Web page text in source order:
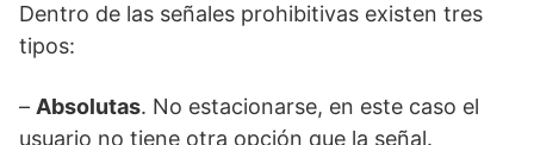
Dentro de las señales prohibitivas existen tres
tipos:
– Absolutas. No estacionarse, en este caso el
usuario no tiene otra opción que la señal.